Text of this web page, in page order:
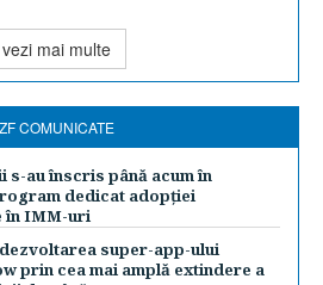
vezi mai multe
ZF COMUNICATE
s-au înscris până acum în
dedicat adopției
în IMM-uri
super-app-ului
prin cea mai amplă extindere a